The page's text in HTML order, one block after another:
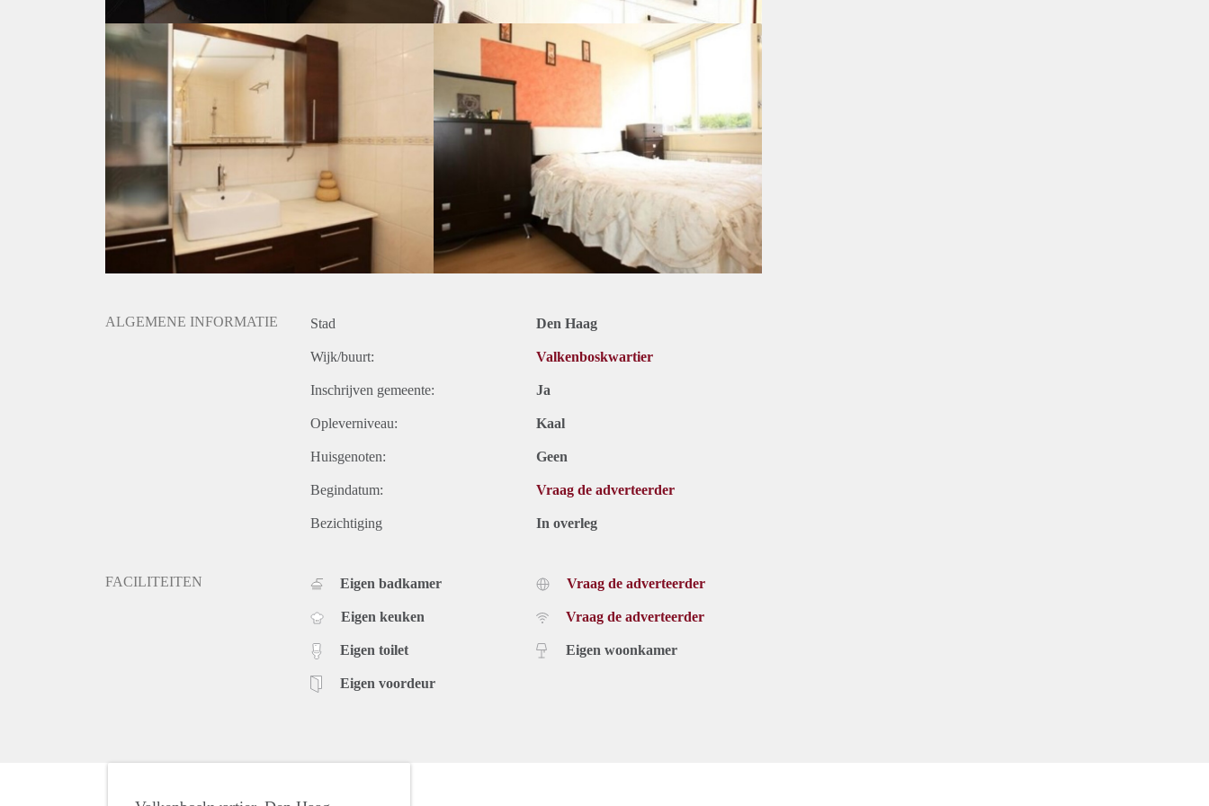
ALGEMENE INFORMATIE Stad Den Haag
Wijk/buurt: Valkenboskwartier
Inschrijven gemeente: Ja
Opleverniveau: Kaal
Huisgenoten: Geen
Begindatum: Vraag de adverteerder
Bezichtiging In overleg
FACILITEITEN Eigen badkamer
Eigen keuken
Eigen toilet
Eigen voordeur
Vraag de adverteerder
Vraag de adverteerder
Eigen woonkamer